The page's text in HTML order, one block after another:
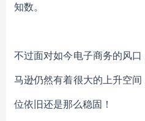
知数。
不过面对如今电子商务的风
马逊仍然有着很大的上升空
位依旧还是那么稳固！